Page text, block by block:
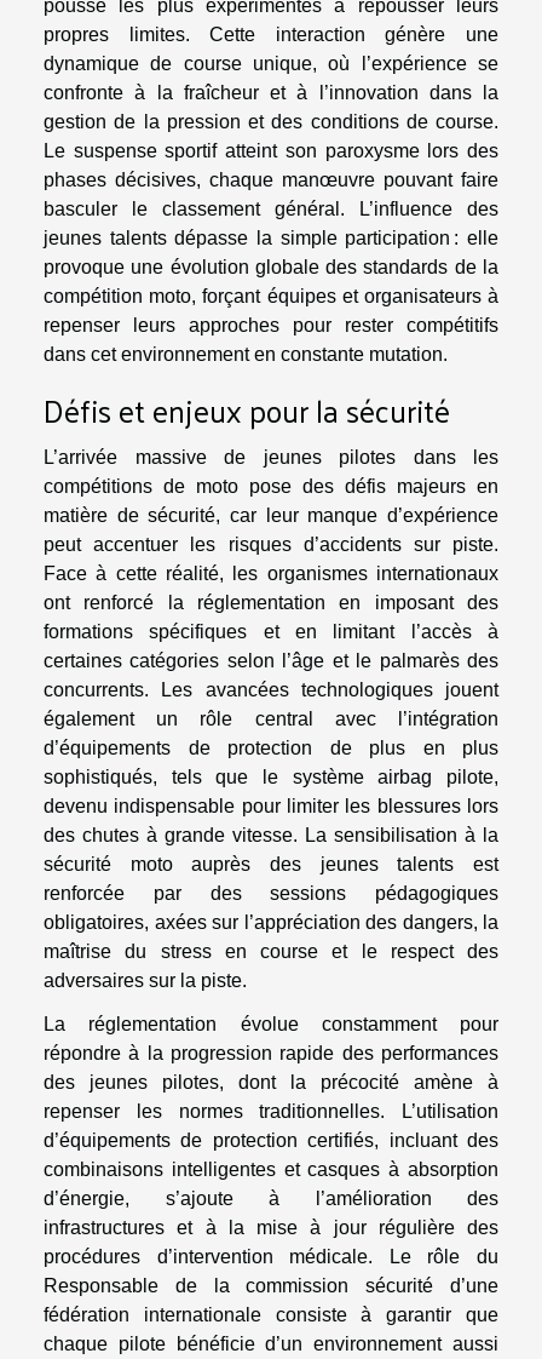
pousse les plus expérimentés à repousser leurs
propres limites. Cette interaction génère une
dynamique de course unique, où l’expérience se
confronte à la fraîcheur et à l’innovation dans la
gestion de la pression et des conditions de course.
Le suspense sportif atteint son paroxysme lors des
phases décisives, chaque manœuvre pouvant faire
basculer le classement général. L’influence des
jeunes talents dépasse la simple participation : elle
provoque une évolution globale des standards de la
compétition moto, forçant équipes et organisateurs à
repenser leurs approches pour rester compétitifs
dans cet environnement en constante mutation.
Défis et enjeux pour la sécurité
L’arrivée massive de jeunes pilotes dans les
compétitions de moto pose des défis majeurs en
matière de sécurité, car leur manque d’expérience
peut accentuer les risques d’accidents sur piste.
Face à cette réalité, les organismes internationaux
ont renforcé la réglementation en imposant des
formations spécifiques et en limitant l’accès à
certaines catégories selon l’âge et le palmarès des
concurrents. Les avancées technologiques jouent
également un rôle central avec l’intégration
d’équipements de protection de plus en plus
sophistiqués, tels que le système airbag pilote,
devenu indispensable pour limiter les blessures lors
des chutes à grande vitesse. La sensibilisation à la
sécurité moto auprès des jeunes talents est
renforcée par des sessions pédagogiques
obligatoires, axées sur l’appréciation des dangers, la
maîtrise du stress en course et le respect des
adversaires sur la piste.
La réglementation évolue constamment pour
répondre à la progression rapide des performances
des jeunes pilotes, dont la précocité amène à
repenser les normes traditionnelles. L’utilisation
d’équipements de protection certifiés, incluant des
combinaisons intelligentes et casques à absorption
d’énergie, s’ajoute à l’amélioration des
infrastructures et à la mise à jour régulière des
procédures d’intervention médicale. Le rôle du
Responsable de la commission sécurité d’une
fédération internationale consiste à garantir que
chaque pilote bénéficie d’un environnement aussi